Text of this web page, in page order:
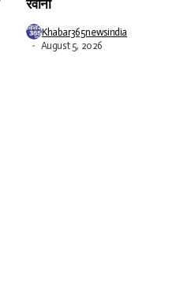
रवाना
Khabar365newsindia
August 5, 2026